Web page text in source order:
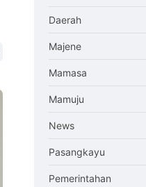
Daerah
Majene
Mamasa
Mamuju
News
Pasangkayu
Pemerintahan